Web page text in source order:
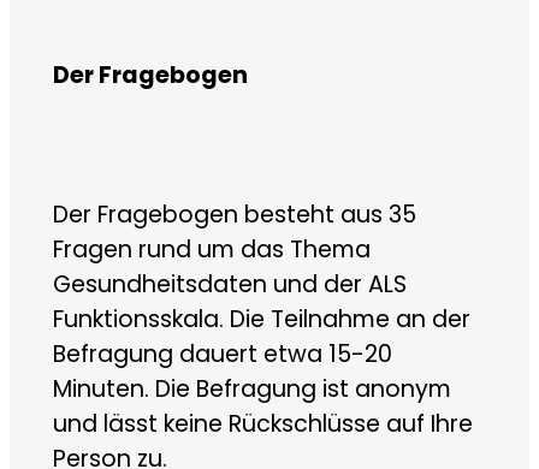
Der Fragebogen
Der Fragebogen besteht aus 35
Fragen rund um das Thema
Gesundheitsdaten und der ALS
Funktionsskala. Die Teilnahme an der
Befragung dauert etwa 15-20
Minuten. Die Befragung ist anonym
und lässt keine Rückschlüsse auf Ihre
Person zu.